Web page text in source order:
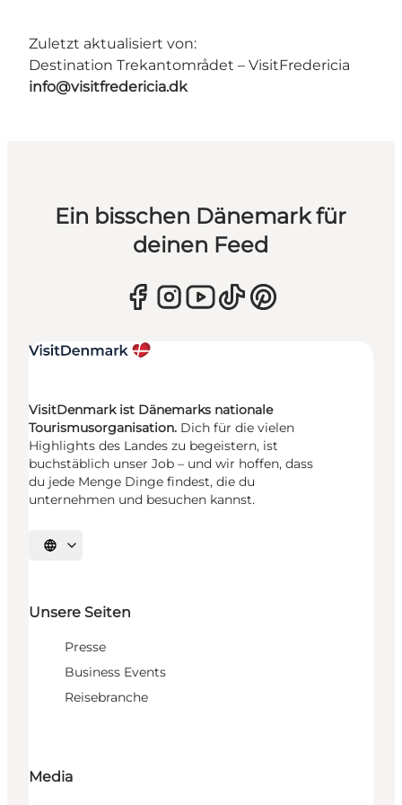
Zuletzt aktualisiert von:
Destination Trekantområdet – VisitFredericia
info@visitfredericia.dk
Ein bisschen Dänemark für
deinen Feed
VisitDenmark ist Dänemarks nationale
Tourismusorganisation. Dich für die vielen
Highlights des Landes zu begeistern, ist
buchstäblich unser Job – und wir hoffen, dass
du jede Menge Dinge findest, die du
unternehmen und besuchen kannst.
Sprache auswählen
Unsere Seiten
Presse
Business Events
Reisebranche
Media